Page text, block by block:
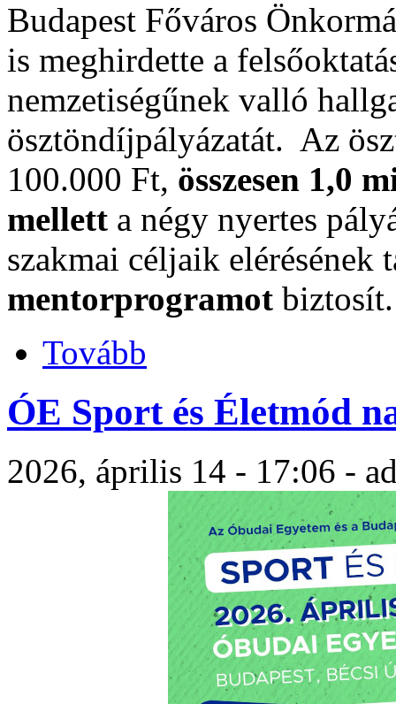
Budapest Főváros
is meghirdette a
nemzetiségűnek valló
ösztöndíjpályázatát. Az
100.000 Ft, összesen 1,0
mellett a négy nyertes
szakmai céljaik elérésének
mentorprogramot biztosít.
Tovább
ÓE Sport és Életmód
2026, április 14 - 17:06 -